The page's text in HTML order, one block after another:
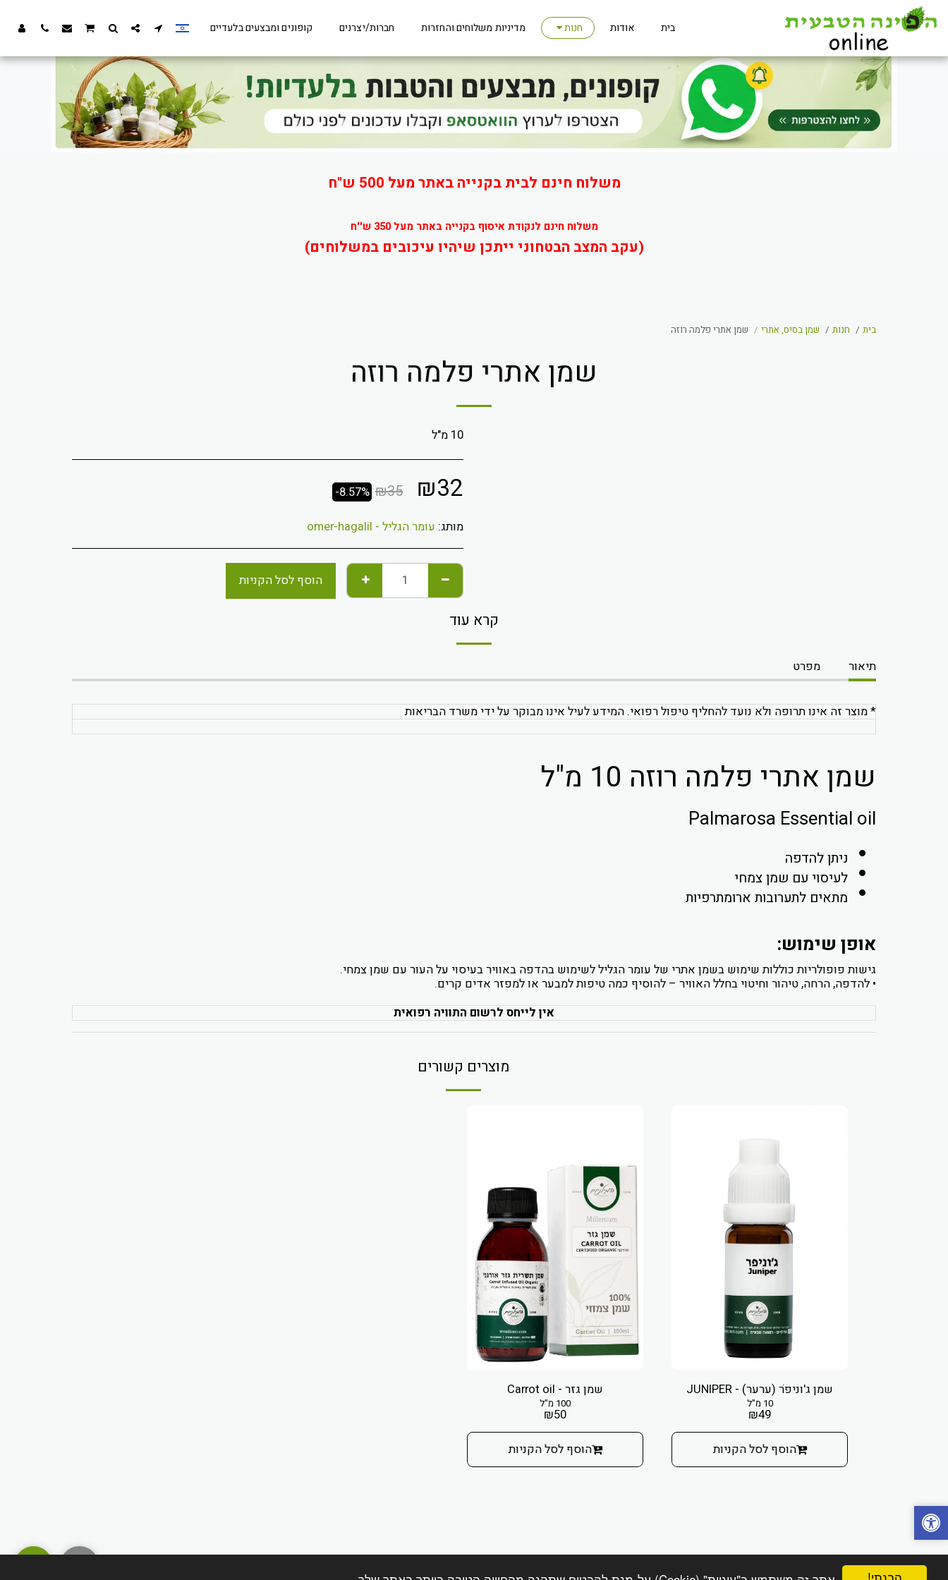
משלוח חינם לבית בקנייה באתר מעל 500 ש"ח
משלוח חינם לנקודת איסוף בקנייה באתר מעל 350 ש''ח
(עקב המצב הבטחוני ייתכן שיהיו עיכובים במשלוחים)
בית אודות חנות מדיניות משלוחים והחזרות חברות/יצרנים קופונים ומבצעים בלעדיים
בית חנות שמן בסיס, אתרי שמן אתרי פלמה רוזה
שמן אתרי פלמה רוזה
10 מ"ל
₪32
₪35
-8.57%
מותג: עומר הגליל - omer-hagalil
הוסף לסל הקניות
קרא עוד
תיאור מפרט
* מוצר זה אינו תרופה ולא נועד להחליף טיפול רפואי. המידע לעיל אינו מבוקר על ידי משרד הבריאות
שמן אתרי פלמה רוזה 10 מ"ל
Palmarosa Essential oil
ניתן להדפה
לעיסוי עם שמן צמחי
מתאים לתערובות ארומתרפיות
אופן שימוש:
גישות פופולריות כוללות שימוש בשמן אתרי של עומר הגליל לשימוש בהדפה באוויר בעיסוי על העור עם שמן צמחי.
• להדפה, הרחה, טיהור וחיטוי בחלל האוויר – להוסיף כמה טיפות למבער או למפזר אדים קרים.
אין לייחס לרשום התוויה רפואית
מוצרים קשורים
שמן ג'וניפר ׁ(ערער) - JUNIPER
10 מ"ל
₪49
הוסף לסל הקניות
שמן גזר - Carrot oil
100 מ"ל
₪50
הוסף לסל הקניות